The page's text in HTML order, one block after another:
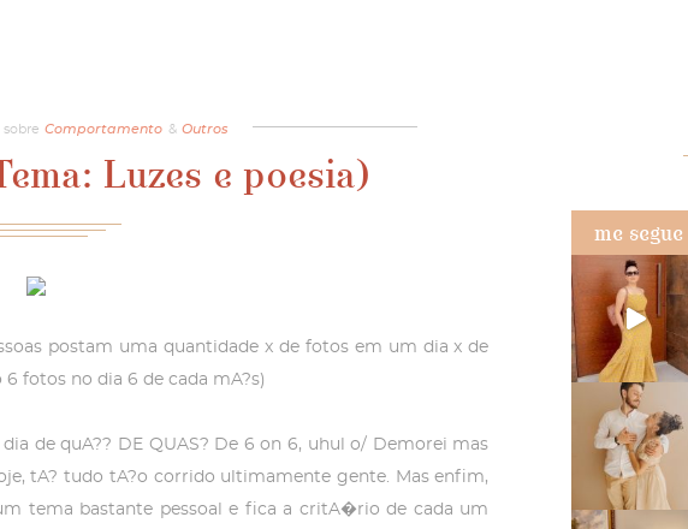
sobre Comportamento & Outros
Luzes e poesia)
postam uma quantidade x de fotos em um dia x de
fotos no dia 6 de cada mA?s)
de quA?? DE QUAS? De 6 on 6, uhul o/ Demorei mas
tA? tudo tA?o corrido ultimamente gente. Mas enfim,
tema bastante pessoal e fica a critA�rio de cada um
me